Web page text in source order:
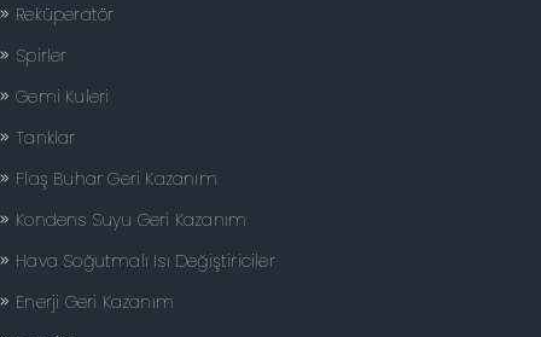
Reküperatör
Spirler
Gemi Kuleri
Tanklar
Flaş Buhar Geri Kazanım
Kondens Suyu Geri Kazanım
Hava Soğutmalı Isı Değiştiriciler
Enerji Geri Kazanım